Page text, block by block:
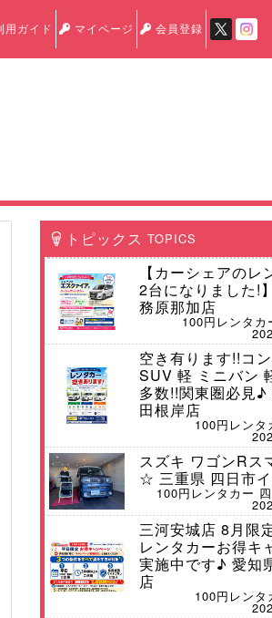
用ガイド マイページ 会員登録
トピックス TOPICS
【カーシェアのレ
2台になりました!
務原那加店
100円レンタカ
空き有ります!!コ
SUV 軽 ミニバン
多数!!関東圏必見♪
田根岸店
100円レン
スズキ ワゴンRス
☆ 三重県 四日市
100円レンタカー
三河安城店 8月限
レンタカーお得キ
実施中です♪ 愛知
店
100円レン